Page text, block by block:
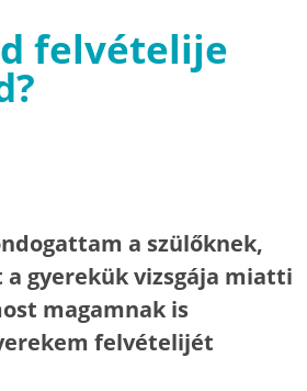
felvételije
a szülőknek,
a gyerekük vizsgája miatti
magamnak is
felvételijét